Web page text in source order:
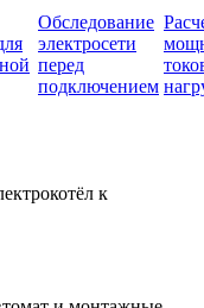
Обследование
электросети
перед
подключением
к